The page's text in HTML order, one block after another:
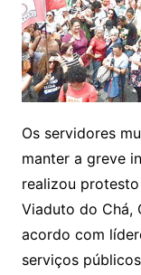
Os servidores
manter a greve
realizou
Viaduto do Chá,
acordo com
serviços